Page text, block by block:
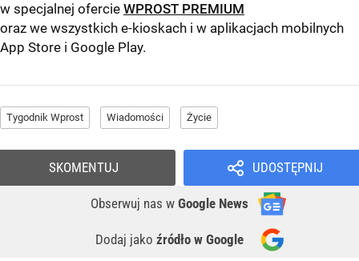
w specjalnej ofercie WPROST PREMIUM
oraz we wszystkich e-kioskach i w aplikacjach mobilnych
App Store i Google Play.
Tygodnik Wprost Wiadomości Życie
UDOSTĘPNIJ
Obserwuj nas w Google News
Dodaj jako źródło w Google
SKOMENTUJ